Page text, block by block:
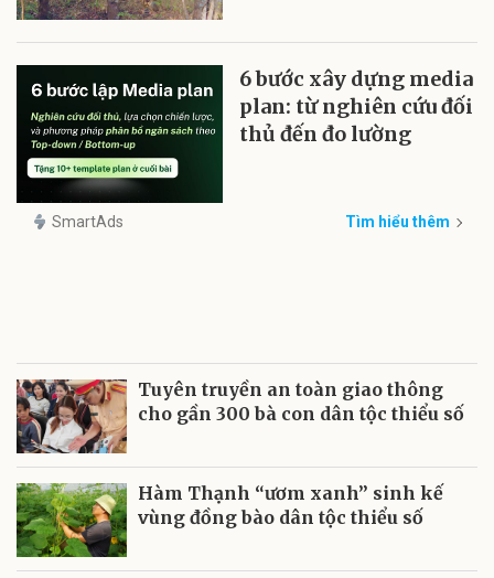
6 bước xây dựng media
plan: từ nghiên cứu đối
thủ đến đo lường
SmartAds Tìm hiểu thêm
Tuyên truyền an toàn giao thông
cho gần 300 bà con dân tộc thiểu số
Hàm Thạnh “ươm xanh” sinh kế
vùng đồng bào dân tộc thiểu số